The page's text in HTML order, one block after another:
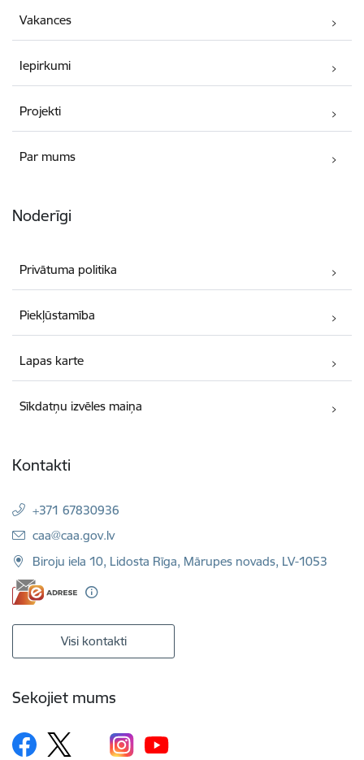
Vakances
Iepirkumi
Projekti
Par mums
Noderīgi
Privātuma politika
Piekļūstamība
Lapas karte
Sīkdatņu izvēles maiņa
Kontakti
+371 67830936
E-pasts:
caa@caa.gov.lv
Biroju iela 10, Lidosta Rīga, Mārupes novads, LV-1053
Visi kontakti
Sekojiet mums